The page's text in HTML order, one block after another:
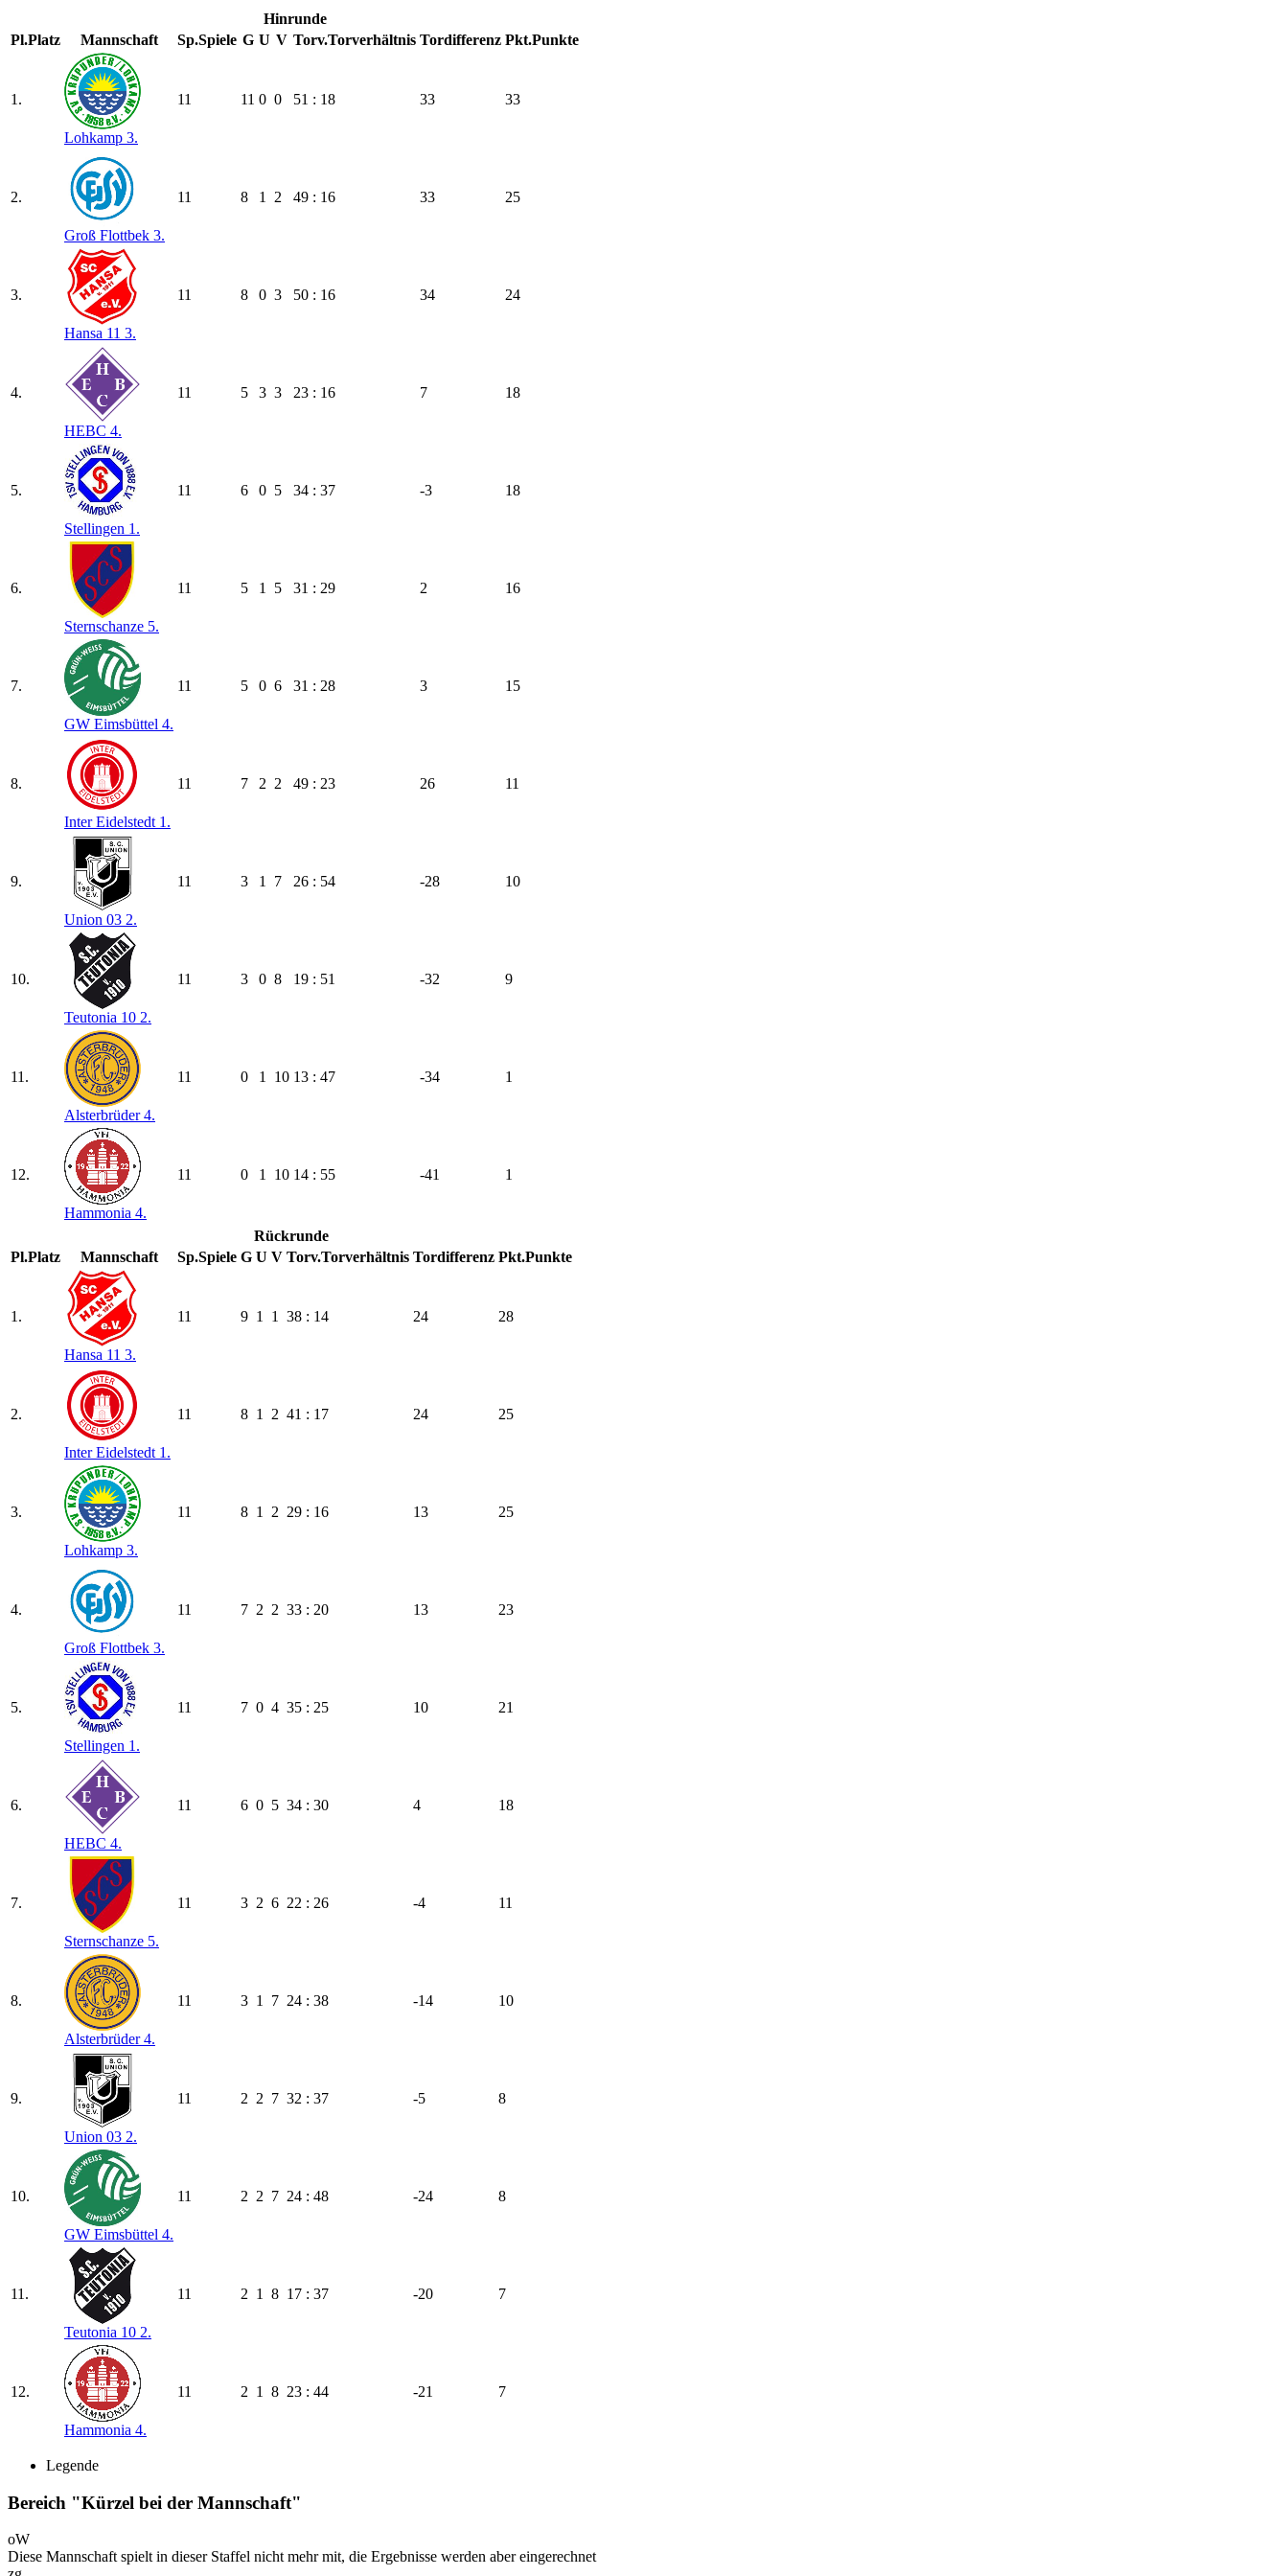
Hinrunde
Pl.Platz Mannschaft Sp.Spiele G U V Torv.Torverhältnis Tordifferenz Pkt.Punkte
1.
Lohkamp 3.
11 11 0 0 51 : 18 33 33
2.
Groß Flottbek 3.
11 8 1 2 49 : 16 33 25
3.
Hansa 11 3.
11 8 0 3 50 : 16 34 24
4.
HEBC 4.
11 5 3 3 23 : 16 7 18
5.
Stellingen 1.
11 6 0 5 34 : 37 -3 18
6.
Sternschanze 5.
11 5 1 5 31 : 29 2 16
7.
GW Eimsbüttel 4.
11 5 0 6 31 : 28 3 15
8.
Inter Eidelstedt 1.
11 7 2 2 49 : 23 26 11
9.
Union 03 2.
11 3 1 7 26 : 54 -28 10
10.
Teutonia 10 2.
11 3 0 8 19 : 51 -32 9
11.
Alsterbrüder 4.
11 0 1 10 13 : 47 -34 1
12.
Hammonia 4.
11 0 1 10 14 : 55 -41 1
Rückrunde
Pl.Platz Mannschaft Sp.Spiele G U V Torv.Torverhältnis Tordifferenz Pkt.Punkte
1.
Hansa 11 3.
11 9 1 1 38 : 14 24 28
2.
Inter Eidelstedt 1.
11 8 1 2 41 : 17 24 25
3.
Lohkamp 3.
11 8 1 2 29 : 16 13 25
4.
Groß Flottbek 3.
11 7 2 2 33 : 20 13 23
5.
Stellingen 1.
11 7 0 4 35 : 25 10 21
6.
HEBC 4.
11 6 0 5 34 : 30 4 18
7.
Sternschanze 5.
11 3 2 6 22 : 26 -4 11
8.
Alsterbrüder 4.
11 3 1 7 24 : 38 -14 10
9.
Union 03 2.
11 2 2 7 32 : 37 -5 8
10.
GW Eimsbüttel 4.
11 2 2 7 24 : 48 -24 8
11.
Teutonia 10 2.
11 2 1 8 17 : 37 -20 7
12.
Hammonia 4.
11 2 1 8 23 : 44 -21 7
Legende
Bereich "Kürzel bei der Mannschaft"
oW
Diese Mannschaft spielt in dieser Staffel nicht mehr mit, die Ergebnisse werden aber eingerechnet